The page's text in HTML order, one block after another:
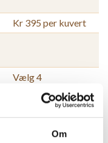
Om
Kr 395 per kuvert
Vælg 4
retter/serveringer
Kr 475 per kuvert